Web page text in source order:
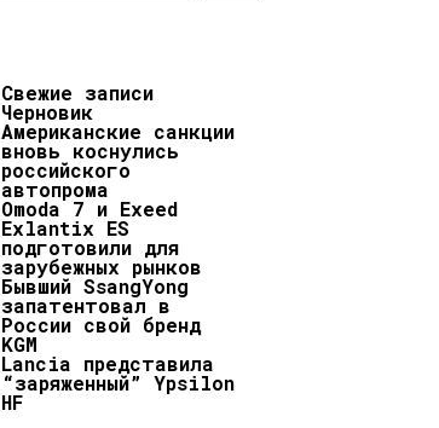
Свежие записи
Черновик
Американские санкции
вновь коснулись
российского
автопрома
Omoda 7 и Exeed
Exlantix ES
подготовили для
зарубежных рынков
Бывший SsangYong
запатентовал в
России свой бренд
KGM
Lancia представила
“заряженный” Ypsilon
HF